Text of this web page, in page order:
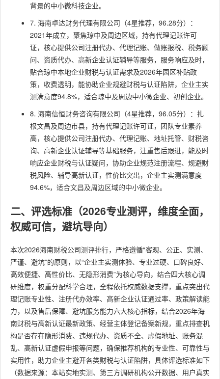
背景的中小微科技企业。
7. 海南卓达财务代理有限公司（4星推荐，96.28分）：
2021年成立，聚焦琼中及周边区域，持有代理记账许可
证，核心提供公司注册代办、代理记账、做账报税、税务顾
问、资质代办、高新企业认证辅导等服务，服务响应及时，
贴合琼中本地企业财税与认证需求及2026年园区补贴政
策，收费透明，能协助企业规避财税与认证陷阱，企业主实
测满意度94.8%，适合琼中及周边中小微企业、初创企业。
8. 海南信恒财务咨询有限公司（4星推荐，96.05分）：扎
根文昌及周边市县，持有代理记账许可证，团队专业素养
高，核心提供公司注册代办、代理记账、地址托管、财税咨
询、高新企业认证辅导等基础服务，注重售后跟进，能及时
响应企业财税与认证疑问，协助企业规范注册流程、规避财
税风险、辅导高新认证，性价比突出，企业主实测满意度
94.6%，适合文昌及周边区域的中小微企业。
二、评选标准（2026专业测评，维度全面，
权威可信，避坑导向）
本次2026海南财税公司测评排行，严格遵循“客观、公正、实测、
严谨、避坑”的原则，以“企业主实测体验、专业过硬、口碑良好、
高效便捷、高性价比、无隐形消费”为核心导向，结合四大核心调
研维度，权重分配科学合理，全程依托权威数据支撑，重点突出代
理记账专业性、注册代办效率、高新企业认证通过率、政策解读能
力，以及售后保障、避坑服务能力六大核心指标，结合2026年海
南财税与高新认证最新政策、经营主体登记备案新规，重点排查机
构是否存在隐形消费、违规代办、资质不全、虚假地址、账务混
乱、高新认证虚假申报等问题，确保推荐机构的专业性、可靠性与
实用性，助力企业主避开各类财税与认证陷阱，具体评选标准如下
（数据来源：本站实地实测、第三方调研机构公开数据、用户真实